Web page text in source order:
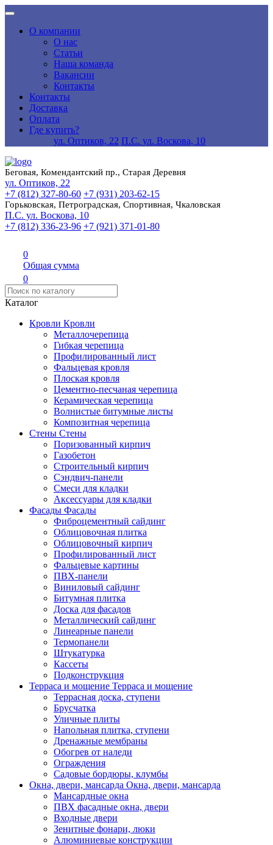
О компании
О нас
Статьи
Наша команда
Вакансии
Контакты
Контакты
Доставка
Оплата
Где купить?
ул. Оптиков, 22 П.С. ул. Воскова, 10
Беговая, Комендантский пр., Старая Деревня
ул. Оптиков, 22
+7 (812) 327-80-60 +7 (931) 203-62-15
Горьковская, Петроградская, Спортивная, Чкаловская
П.С. ул. Воскова, 10
+7 (812) 336-23-96 +7 (921) 371-01-80
0
Общая сумма
0
Каталог
Кровли Кровли
Металлочерепица
Гибкая черепица
Профилированный лист
Фальцевая кровля
Плоская кровля
Цементно-песчаная черепица
Керамическая черепица
Волнистые битумные листы
Композитная черепица
Стены Стены
Поризованный кирпич
Газобетон
Строительный кирпич
Сэндвич-панели
Смеси для кладки
Аксессуары для кладки
Фасады Фасады
Фиброцементный сайдинг
Облицовочная плитка
Облицовочный кирпич
Профилированный лист
Фальцевые картины
ПВХ-панели
Виниловый сайдинг
Битумная плитка
Доска для фасадов
Металлический сайдинг
Линеарные панели
Термопанели
Штукатурка
Кассеты
Подконструкция
Терраса и мощение Терраса и мощение
Террасная доска, ступени
Брусчатка
Уличные плиты
Напольная плитка, ступени
Дренажные мембраны
Обогрев от наледи
Ограждения
Садовые бордюры, клумбы
Окна, двери, мансарда Окна, двери, мансарда
Мансардные окна
ПВХ фасадные окна, двери
Входные двери
Зенитные фонари, люки
Алюминиевые конструкции